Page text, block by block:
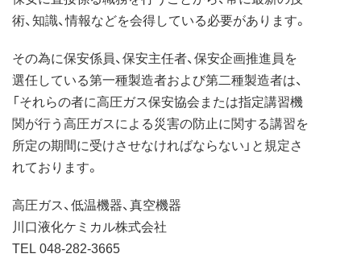
術、知識、情報などを会得している必要があります。
その為に保安係員、保安主任者、保安企画推進員を
選任している第一種製造者および第二種製造者は、
「それらの者に高圧ガス保安協会または指定講習機
関が行う高圧ガスによる災害の防止に関する講習を
所定の期間に受けさせなければならない」と規定さ
れております。
高圧ガス、低温機器、真空機器
川口液化ケミカル株式会社
TEL 048-282-3665